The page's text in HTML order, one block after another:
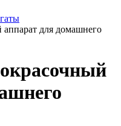
для домашнего